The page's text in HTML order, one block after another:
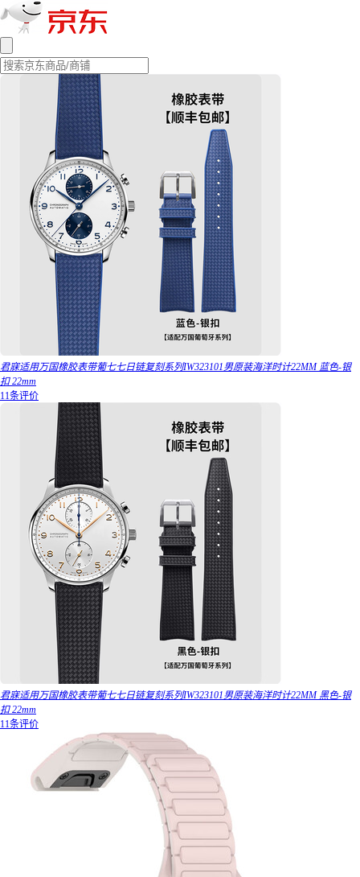
君寐适用万国橡胶表带葡七七日链复刻系列IW323101男原装海洋时计22MM 蓝色-银
扣 22mm
11条评价
君寐适用万国橡胶表带葡七七日链复刻系列IW323101男原装海洋时计22MM 黑色-银
扣 22mm
11条评价